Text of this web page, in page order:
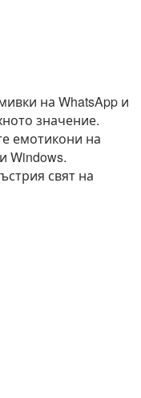
на WhatsApp и
значение.
емотикони на
Windows.
свят на